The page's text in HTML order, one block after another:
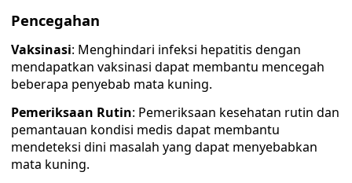
Pencegahan
Vaksinasi: Menghindari infeksi hepatitis dengan
mendapatkan vaksinasi dapat membantu mencegah
beberapa penyebab mata kuning.
Pemeriksaan Rutin: Pemeriksaan kesehatan rutin dan
pemantauan kondisi medis dapat membantu
mendeteksi dini masalah yang dapat menyebabkan
mata kuning.